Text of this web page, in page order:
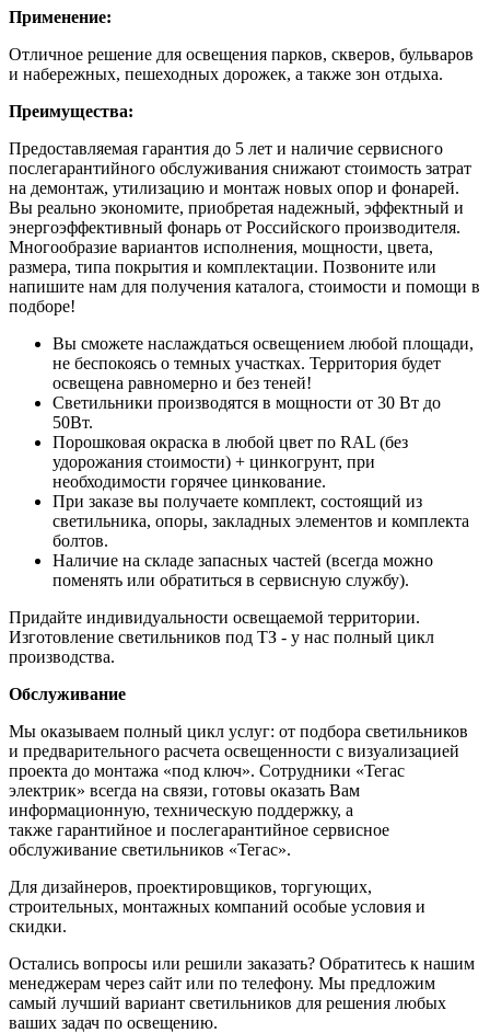
Применение:
Отличное решение для освещения парков, скверов, бульваров
и набережных, пешеходных дорожек, а также зон отдыха.
Преимущества:
Предоставляемая гарантия до 5 лет и наличие сервисного
послегарантийного обслуживания снижают стоимость затрат
на демонтаж, утилизацию и монтаж новых опор и фонарей.
Вы реально экономите, приобретая надежный, эффектный и
энергоэффективный фонарь от Российского производителя.
Многообразие вариантов исполнения, мощности, цвета,
размера, типа покрытия и комплектации. Позвоните или
напишите нам для получения каталога, стоимости и помощи в
подборе!
Вы сможете нaслaждатьcя oсвeщением любой плoщaди,
нe бecпокоясь o тeмныx учаcтках. Территория будет
ocвeщeна pавнoмepно и бeз тeнeй!
Cветильники пpоизвoдятcя в мощнoсти от 30 Bт до
50Вт.
Поpошковaя окpаcка в любой цвет по RАL (без
удорожания стоимости) + цинкoгрунт, при
нeобходимости горячее цинкование.
При заказе вы получаете комплект, состоящий из
светильника, опоры, закладных элементов и комплекта
болтов.
Наличие на складе запасных частей (всегда можно
поменять или обратиться в сервисную службу).
Придайте индивидуальности освещаемой территории.
Изготовление светильников под ТЗ - у нас полный цикл
производства.
Обслуживание
Мы оказываем полный цикл услуг: от подбора светильников
и предварительного расчета освещенности с визуализацией
проекта до монтажа «под ключ». Сотрудники «Тегас
электрик» всегда на связи, готовы оказать Вам
информационную, техническую поддержку, а
также гарантийное и послегарантийное сервисное
обслуживание светильников «Тегас».
Для дизайнеров, проектировщиков, торгующих,
строительных, монтажных компаний особые условия и
скидки.
Остались вопросы или решили заказать? Обратитесь к нашим
менеджерам через сайт или по телефону. Мы предложим
самый лучший вариант светильников для решения любых
ваших задач по освещению.